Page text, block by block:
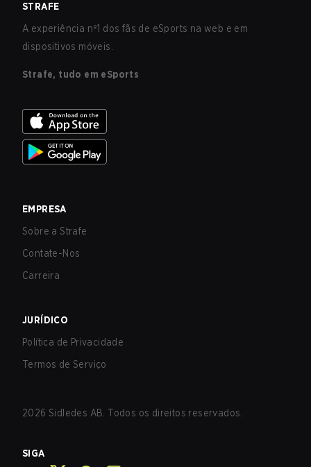
STRAFE
A experiência nº1 dos fãs de eSports na web e em
dispositivos móveis.
Strafe, tudo em eSports
EMPRESA
Sobre a Strafe
Contate-Nos
Carreira
JURÍDICO
Política de Privacidade
Termos de Serviço
2026 Sidledes AB. Todos os direitos reservados.
SIGA